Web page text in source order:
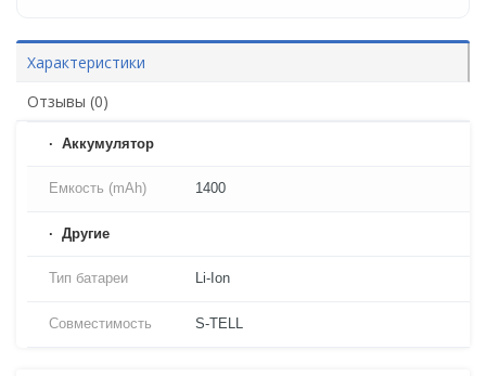
Характеристики
Отзывы (0)
Аккумулятор
Емкость (mAh) 1400
Другие
Тип батареи Li-Ion
Совместимость S-TELL